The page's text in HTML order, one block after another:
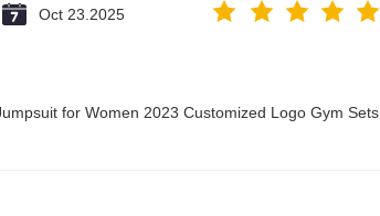
Oct 23.2025
for Women 2023 Customized Logo Gym Sets